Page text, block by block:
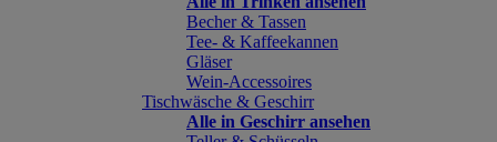
Becher & Tassen
Tee- & Kaffeekannen
Gläser
Wein-Accessoires
Tischwäsche & Geschirr
Alle in Geschirr ansehen